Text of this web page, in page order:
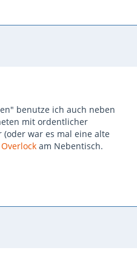
benutze ich auch neben
mit ordentlicher
war es mal eine alte
Overlock am Nebentisch.